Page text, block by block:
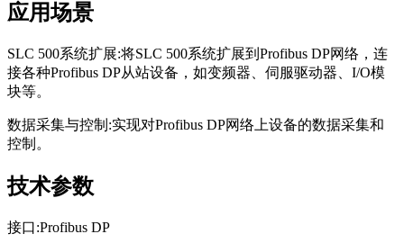
应用场景
SLC 500系统扩展:将SLC 500系统扩展到Profibus DP网络，连
接各种Profibus DP从站设备，如变频器、伺服驱动器、I/O模
块等。
数据采集与控制:实现对Profibus DP网络上设备的数据采集和
控制。
技术参数
接口:Profibus DP